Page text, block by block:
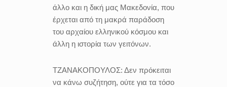
άλλο και η δική μας Μακεδονία, που
έρχεται από τη μακρά παράδοση
του αρχαίου ελληνικού κόσμου και
άλλη η ιστορία των γειτόνων.
ΤΖΑΝΑΚΟΠΟΥΛΟΣ: Δεν πρόκειται
να κάνω συζήτηση, ούτε για τα τόσο